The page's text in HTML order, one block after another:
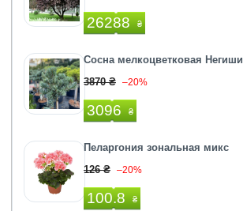
26288 ₴
Сосна мелкоцветковая Негиши
3870 ₴ –20%
3096 ₴
Пеларгония зональная микс
126 ₴ –20%
100.8 ₴